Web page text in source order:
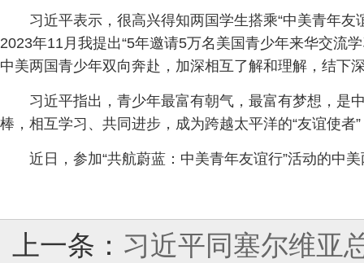
习近平表示，很高兴得知两国学生搭乘“中美青年
2023年11月我提出“5年邀请5万名美国青少年来华交流
中美两国青少年双向奔赴，加深相互了解和理解，结下
习近平指出，青少年最富有朝气，最富有梦想，是
棒，相互学习、共同进步，成为跨越太平洋的“友谊使
近日，参加“共航蔚蓝：中美青年友谊行”活动的中
上一条： 习近平同塞尔维亚